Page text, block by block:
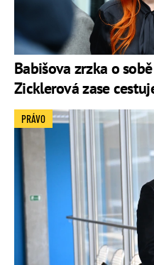
Babišova zrzka o
Zicklerová zase
PRÁVO